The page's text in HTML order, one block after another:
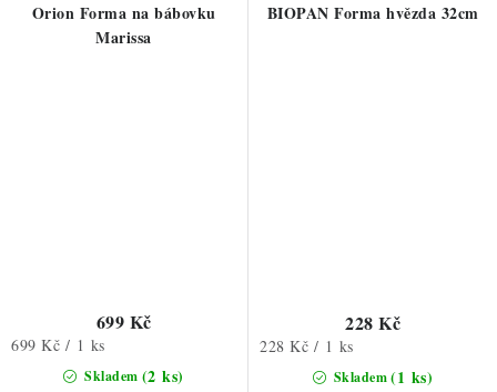
Orion Forma na bábovku
Marissa
Skladem (2 ks)
699 Kč
Měrná
699 Kč / 1 ks
BIOPAN Forma hvězda 32cm
Skladem(1 ks)
228 Kč
Měrná
228 Kč / 1 ks